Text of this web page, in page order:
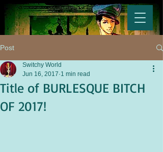
Post
Title of BURLESQUE BITCH
OF 2017!
Switchy World
Jun 16, 2017 1 min read